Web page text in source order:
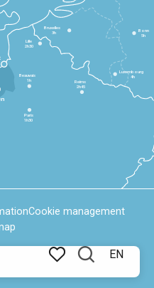
Voir les favoris
Search
EN
Paris
1h30
Beauvais
1h
Reims
2h45
Lille
2h30
Bruxelles
3h
Bonn
5h
Luxembourg
4h
Cookie management